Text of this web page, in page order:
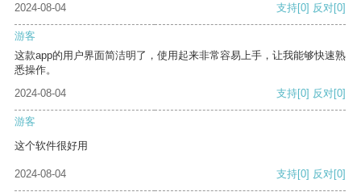
2024-08-04
支持[0] 反对[0]
游客
这款app的用户界面简洁明了，使用起来非常容易上手，让我能够快速熟
悉操作。
2024-08-04
支持[0] 反对[0]
游客
这个软件很好用
2024-08-04 支持[0] 反对[0]